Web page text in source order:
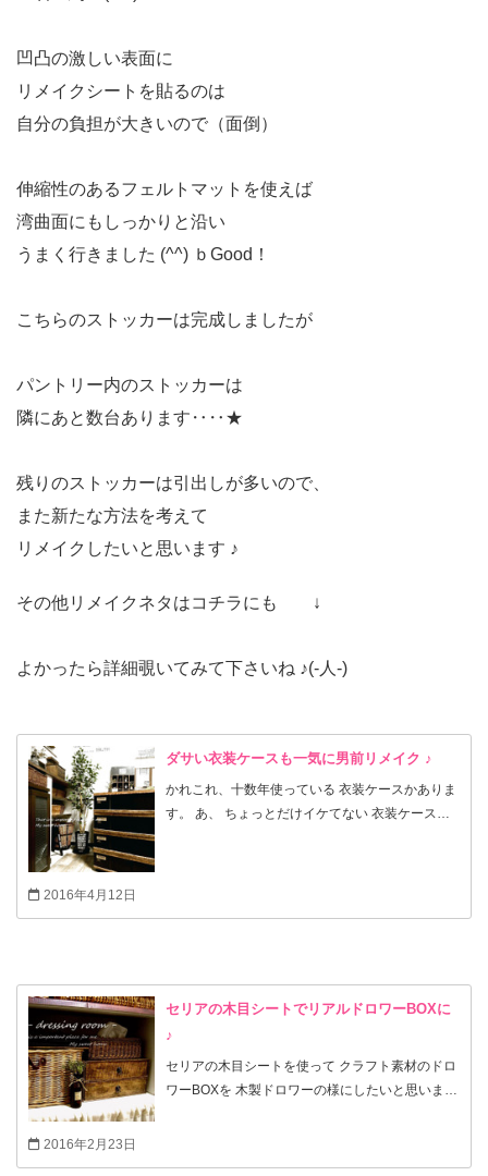
凹凸の激しい表面に
リメイクシートを貼るのは
自分の負担が大きいので（面倒）
伸縮性のあるフェルトマットを使えば
湾曲面にもしっかりと沿い
うまく行きました (^^) ｂGood！
こちらのストッカーは完成しましたが
パントリー内のストッカーは
隣にあと数台あります‥‥★
残りのストッカーは引出しが多いので、
また新たな方法を考えて
リメイクしたいと思います ♪
その他リメイクネタはコチラにも ↓
よかったら詳細覗いてみて下さいね ♪(-人-)
ダサい衣装ケースも一気に男前リメイク ♪
かれこれ、十数年使っている 衣装ケースかありま
す。 あ、 ちょっとだけイケてない 衣装ケースが
2016年4月12日
セリアの木目シートでリアルドロワーBOXに
♪
セリアの木目シートを使って クラフト素材のドロ
ワーBOXを 木製ドロワーの様にしたいと思いま
2016年2月23日